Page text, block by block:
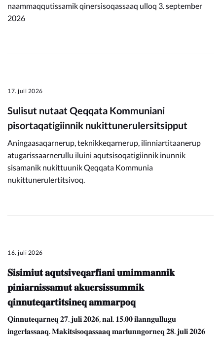
naammaqqutissamik qinersisoqassaaq ulloq 3. september
2026
17. juli 2026
Sulisut nutaat Qeqqata Kommuniani
pisortaqatigiinnik nukittunerulersitsipput
Aningaasaqarnerup, teknikkeqarnerup, ilinniartitaanerup
atugarissaarnerullu iluini aqutsisoqatigiinnik inunnik
sisamanik nukittuunik Qeqqata Kommunia
nukittunerulertitsivoq.
16. juli 2026
𝐒𝐢𝐬𝐢𝐦𝐢𝐮𝐭 𝐚𝐪𝐮𝐭𝐬𝐢𝐯𝐞𝐪𝐚𝐫𝐟𝐢𝐚𝐧𝐢 𝐮𝐦𝐢𝐦𝐦𝐚𝐧𝐧𝐢𝐤
𝐩𝐢𝐧𝐢𝐚𝐫𝐧𝐢𝐬𝐬𝐚𝐦𝐮𝐭 𝐚𝐤𝐮𝐞𝐫𝐬𝐢𝐬𝐬𝐮𝐦𝐦𝐢𝐤
𝐪𝐢𝐧𝐧𝐮𝐭𝐞𝐪𝐚𝐫𝐭𝐢𝐭𝐬𝐢𝐧𝐞𝐪 𝐚𝐦𝐦𝐚𝐫𝐩𝐨𝐪
𝐐𝐢𝐧𝐧𝐮𝐭𝐞𝐪𝐚𝐫𝐧𝐞𝐪 𝟐𝟕. 𝐣𝐮𝐥𝐢 𝟐𝟎𝟐𝟔, 𝐧𝐚𝐥. 𝟏𝟓.𝟎𝟎 𝐢𝐥𝐚𝐧𝐧𝐠𝐮𝐥𝐥𝐮𝐠𝐮
𝐢𝐧𝐠𝐞𝐫𝐥𝐚𝐬𝐬𝐚𝐚𝐪. 𝐌𝐚𝐤𝐢𝐭𝐬𝐢𝐬𝐨𝐪𝐚𝐬𝐬𝐚𝐚𝐪 𝐦𝐚𝐫𝐥𝐮𝐧𝐧𝐠𝐨𝐫𝐧𝐞𝐪 𝟐𝟖. 𝐣𝐮𝐥𝐢 𝟐𝟎𝟐𝟔